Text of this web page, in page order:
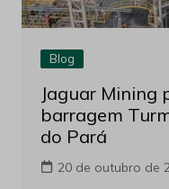
Blog
Jaguar Mining
barragem
do Pará
20 de outubro de